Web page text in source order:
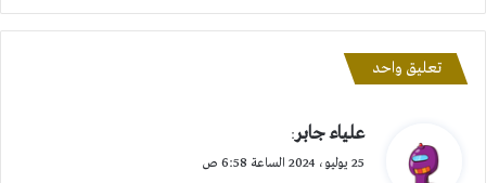
تعليق واحد
يعلياء جابر:
25 يوليو، 2024 الساعة 6:58 ص